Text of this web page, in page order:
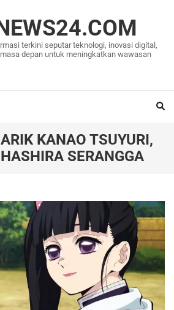
terkini seputar teknologi, inovasi digital,
depan untuk meningkatkan wawasan
KANAO TSUYURI,
SERANGGA